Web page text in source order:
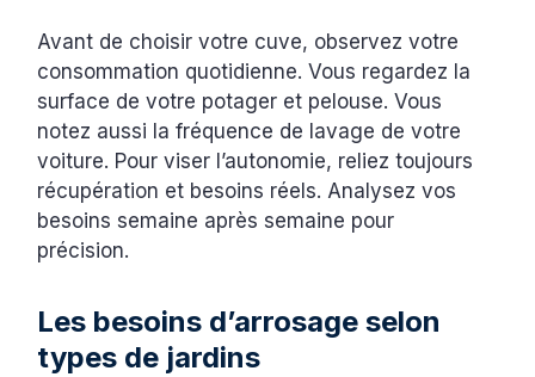
Avant de choisir votre cuve, observez votre
consommation quotidienne. Vous regardez la
surface de votre potager et pelouse. Vous
notez aussi la fréquence de lavage de votre
voiture. Pour viser l’autonomie, reliez toujours
récupération et besoins réels. Analysez vos
besoins semaine après semaine pour
précision.
Les besoins d’arrosage selon
types de jardins